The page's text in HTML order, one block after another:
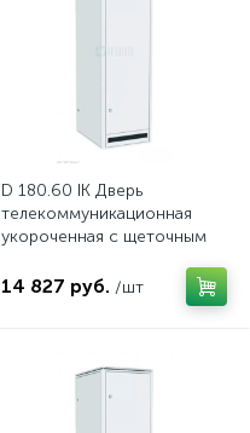
D 180.60 IK Дверь
телекоммуникационная
укороченная с щеточным
14 827 руб. /шт